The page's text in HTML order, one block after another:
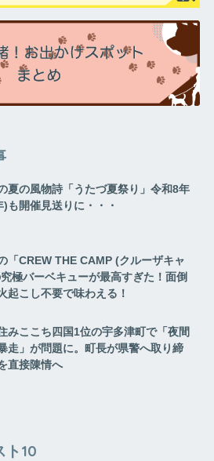
夏の風物詩「うたづ夏祭り」令和8年
も開催見送りに・・・
「CREW THE CAMP (クルーザキャ
極バーベキューが最高すぎた！面倒
起こし不要で味わえる！
みここち四国1位の宇多津町で「夜間
走」が問題に。町長が県警へ取り締
直接陳情へ
ト10